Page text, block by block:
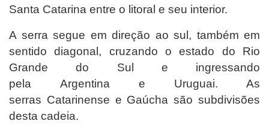
Santa Catarina entre o litoral e seu interior.
A serra segue em direção ao sul, também em
sentido diagonal, cruzando o estado do Rio
Grande do Sul e ingressando
pela Argentina e Uruguai. As
serras Catarinense e Gaúcha são subdivisões
desta cadeia.